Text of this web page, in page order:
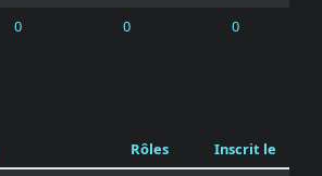
0 0 0
Rôles
Inscrit le